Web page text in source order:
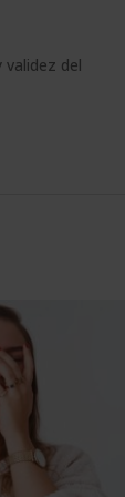
del